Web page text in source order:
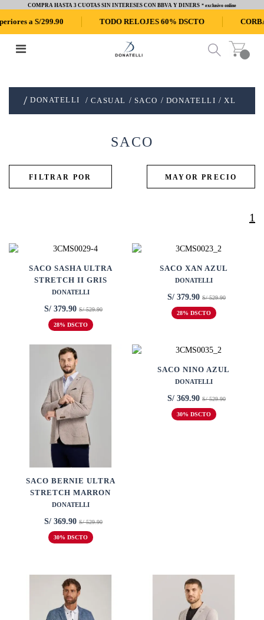
COMPRA HASTA 3 CUOTAS SIN INTERESES CON BBVA Y DINERS * exclusivo online
a S/299.90 TODO RELOJES 60% DSCTO
DONATELLI CASUAL SACO DONATELLI XL
SACO
1
SACO SASHA ULTRA
STRETCH II GRIS
DONATELLI
S/ 379.90 S/ 529.90
28% DSCTO
SACO XAN AZUL
DONATELLI
S/ 379.90 S/ 529.90
28% DSCTO
SACO BERNIE ULTRA
STRETCH MARRON
DONATELLI
S/ 369.90 S/ 529.90
30% DSCTO
SACO NINO AZUL
DONATELLI
S/ 369.90 S/ 529.90
30% DSCTO